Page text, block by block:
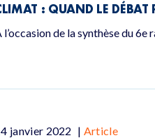
: QUAND LE DÉBAT
l’occasion de la synthèse du
janvier 2022 | Article